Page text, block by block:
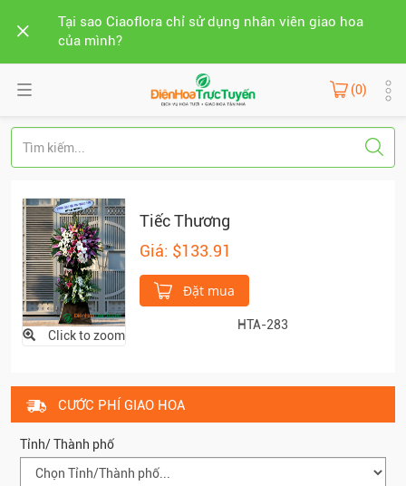
Tại sao Ciaoflora chỉ sử dụng nhân viên giao hoa
của mình?
(0)
Click to zoom
Tiếc Thương
Giá: $133.91
Đặt mua
HTA-283
CƯỚC PHÍ GIAO HOA
Tỉnh/ Thành phố